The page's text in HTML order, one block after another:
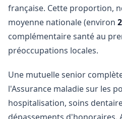
française. Cette proportion,
moyenne nationale (environ
complémentaire santé au
préoccupations locales.
Une mutuelle senior
l'Assurance maladie sur les
hospitalisation, soins